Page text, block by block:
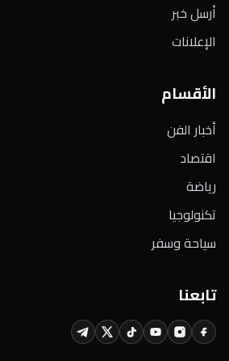
أرسل خبر
الإعلانات
الأقسام
أخبار الفن
اقتصاد
رياضة
تكنولوجيا
سياحة وسفر
تابعنا